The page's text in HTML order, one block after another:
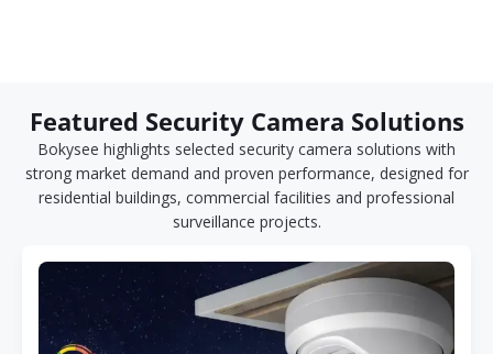
Featured Security Camera Solutions
Bokysee highlights selected security camera solutions with
strong market demand and proven performance, designed for
residential buildings, commercial facilities and professional
surveillance projects.